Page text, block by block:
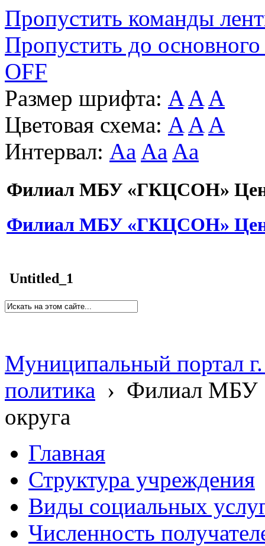
Пропустить команды
Пропустить до основного
OFF
Размер шрифта: A A A
Цветовая схема: A A A
Интервал: Aa Aa Aa
Филиал МБУ «ГКЦСОН»
Филиал МБУ «ГКЦСОН»
Untitled_1
Муниципальный портал
политика › Филиал МБУ
округа
Главная
Структура учреждения
Виды социальных
Численность